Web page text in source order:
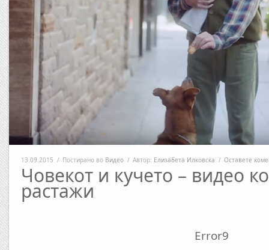
13.09.2015 / Постирано во Видео / Автор: Елизабета Илковска / Оставете
Човекот и кучето – видео
растажи
Error9